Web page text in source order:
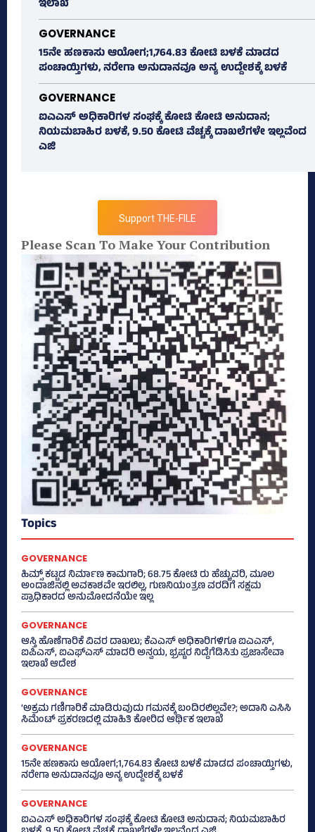
ಇಲಾಖೆ
GOVERNANCE
15ನೇ ಹಣಕಾಸು ಆಯೋಗ;1,764.83 ಕೋಟಿ ಬಳಕೆ ಮಾಡದ
ಪಂಚಾಯ್ತಿಗಳು, ನರೇಗಾ ಅನುದಾನವೂ ಅನ್ಯ ಉದ್ದೇಶಕ್ಕೆ ಬಳಕೆ
GOVERNANCE
ಐಎಎಸ್‌ ಅಧಿಕಾರಿಗಳ ಸಂಘಕ್ಕೆ ಕೋಟಿ ಕೋಟಿ ಅನುದಾನ;
ನಿಯಮಬಾಹಿರ ಬಳಕೆ, 9.50 ಕೋಟಿ ವೆಚ್ಚಕ್ಕೆ ದಾಖಲೆಗಳೇ ಇಲ್ಲವೆಂದ
ಎಜಿ
Support THE-FILE
Please Scan To Make Your Contribution
Topics
GOVERNANCE
ಹಿಮ್ಸ್‌ ಕಟ್ಟಡ ನಿರ್ಮಾಣ ಕಾಮಗಾರಿ; 68.75 ಕೋಟಿ ರು ಹೆಚ್ಚುವರಿ, ಮೂಲ
ಅಂದಾಜಿನಲ್ಲಿ ಅವಕಾಶವೇ ಇರಲಿಲ್ಲ, ಗುಣನಿಯಂತ್ರಣ ವರದಿಗೆ ಸಕ್ಷಮ
ಪ್ರಾಧಿಕಾರದ ಅನುಮೋದನೆಯೇ ಇಲ್ಲ
GOVERNANCE
ಆಸ್ತಿ ಹೊಣೆಗಾರಿಕೆ ವಿವರ ದಾಖಲು; ಕೆಎಎಸ್ ಅಧಿಕಾರಿಗಳಿಗೂ ಐಎಎಸ್‌,
ಐಪಿಎಸ್‌, ಐಎಫ್‌ಎಸ್‌ ಮಾದರಿ ಅನ್ವಯ, ಭ್ರಷ್ಟರ ನಿದ್ದೆಗೆಡಿಸಿತು ಪ್ರಜಾಸೇವಾ
ಇಲಾಖೆ ಆದೇಶ
GOVERNANCE
‘ಅಕ್ರಮ ಗಣಿಗಾರಿಕೆ ಮಾಡಿರುವುದು ಗಮನಕ್ಕೆ ಬಂದಿರಲಿಲ್ಲವೇ?; ಅದಾನಿ ಎಸಿಸಿ
ಸಿಮೆಂಟ್ ಪ್ರಕರಣದಲ್ಲಿ ಮಾಹಿತಿ ಕೋರಿದ ಆರ್ಥಿಕ ಇಲಾಖೆ
GOVERNANCE
15ನೇ ಹಣಕಾಸು ಆಯೋಗ;1,764.83 ಕೋಟಿ ಬಳಕೆ ಮಾಡದ ಪಂಚಾಯ್ತಿಗಳು,
ನರೇಗಾ ಅನುದಾನವೂ ಅನ್ಯ ಉದ್ದೇಶಕ್ಕೆ ಬಳಕೆ
GOVERNANCE
ಐಎಎಸ್‌ ಅಧಿಕಾರಿಗಳ ಸಂಘಕ್ಕೆ ಕೋಟಿ ಕೋಟಿ ಅನುದಾನ; ನಿಯಮಬಾಹಿರ